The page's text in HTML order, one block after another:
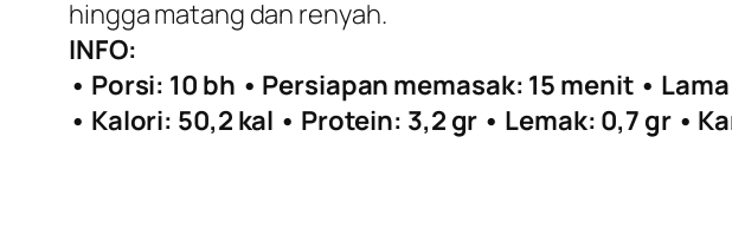
hingga matang dan renyah.
INFO:
• Porsi: 10 bh • Persiapan memasak: 15 menit •
• Kalori: 50,2 kal • Protein: 3,2 gr • Lemak: 0,7 gr •